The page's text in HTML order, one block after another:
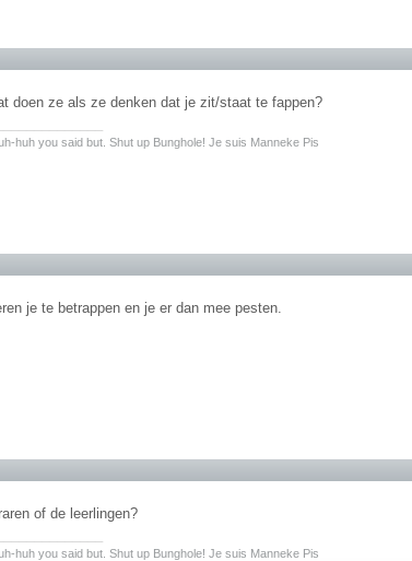
doen ze als ze denken dat je zit/staat te fappen?
huh you said but. Shut up Bunghole! Je suis Manneke Pis
je te betrappen en je er dan mee pesten.
of de leerlingen?
huh you said but. Shut up Bunghole! Je suis Manneke Pis